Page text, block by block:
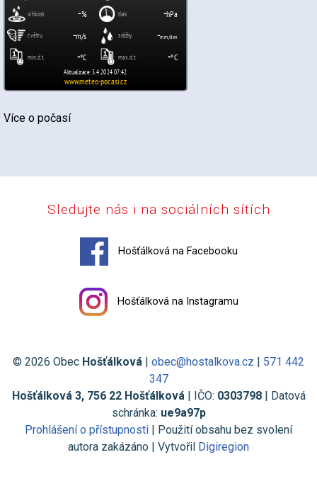
Více o počasí
Sledujte nás i na sociálních sítích
Hošťálková na Facebooku
Hošťálková na Instagramu
© 2026 Obec Hošťálková | obec@hostalkova.cz | 571 442
347
Hošťálková 3, 756 22 Hošťálková| IČO: 0303798| Datová
schránka: ue9a97p
Prohlášení o přístupnosti | Použití obsahu bez svolení
autora zakázáno | Vytvořil Digiregion